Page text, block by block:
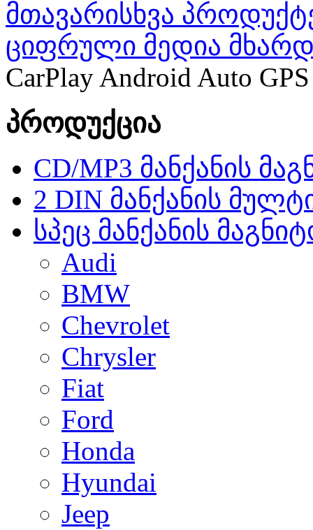
მთავარისხვა
ციფრული მედია
CarPlay Android Auto
პროდუქცია
CD/MP3 მანქანის
2 DIN მანქანის
სპეც მანქანის
Audi
BMW
Chevrolet
Chrysler
Fiat
Ford
Honda
Hyundai
Jeep